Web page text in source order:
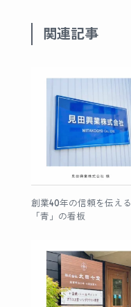
関連記事
創業40年の信頼を伝える
「青」の看板